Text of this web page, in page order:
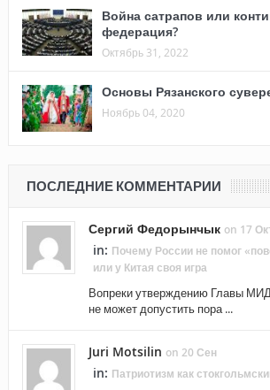
Война сатрапов или
федерация?
Октябрь 31, 2022
Основы Рязанского
Ноябрь 04, 2020
ПОСЛЕДНИЕ КОММЕНТАРИИ
Сергий Федорынчык on 17
in: Почему России не помог
или у Китая своя игра
Вопреки утверждению Главы
не может допустить пора ...
Juri Motsilin on 20 Сен
in: Патриотизм как